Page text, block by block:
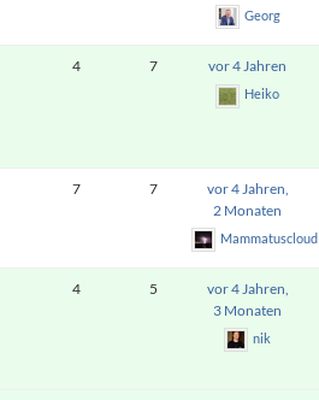
Georg
4 7 vor 4 Jahren
Heiko
7 7
vor 4 Jahren,
2 Monaten
Mammatuscloud
4 5
vor 4 Jahren,
3 Monaten
nik